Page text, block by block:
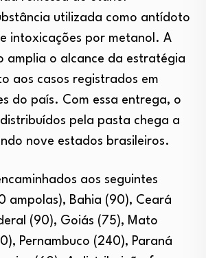
utilizada como antídoto
intoxicações por metanol. A
amplia o alcance da estratégia
aos casos registrados em
do país. Com essa entrega, o
pela pasta chega a
nove estados brasileiros.
aos seguintes
ampolas), Bahia (90), Ceará
(90), Goiás (75), Mato
Pernambuco (240), Paraná